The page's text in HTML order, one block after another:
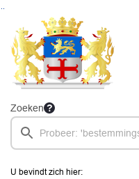
Ga naar de inhoud van deze pagina
Ga naar het zoeken
Ga naar het menu
Zoeken
U bevindt zich hier: